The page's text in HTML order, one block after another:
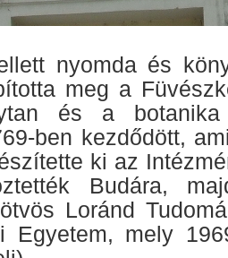
nyomda és
meg a
és a botanika
ben kezdődött,
ki az
Budára,
Loránd
Egyetem, mely